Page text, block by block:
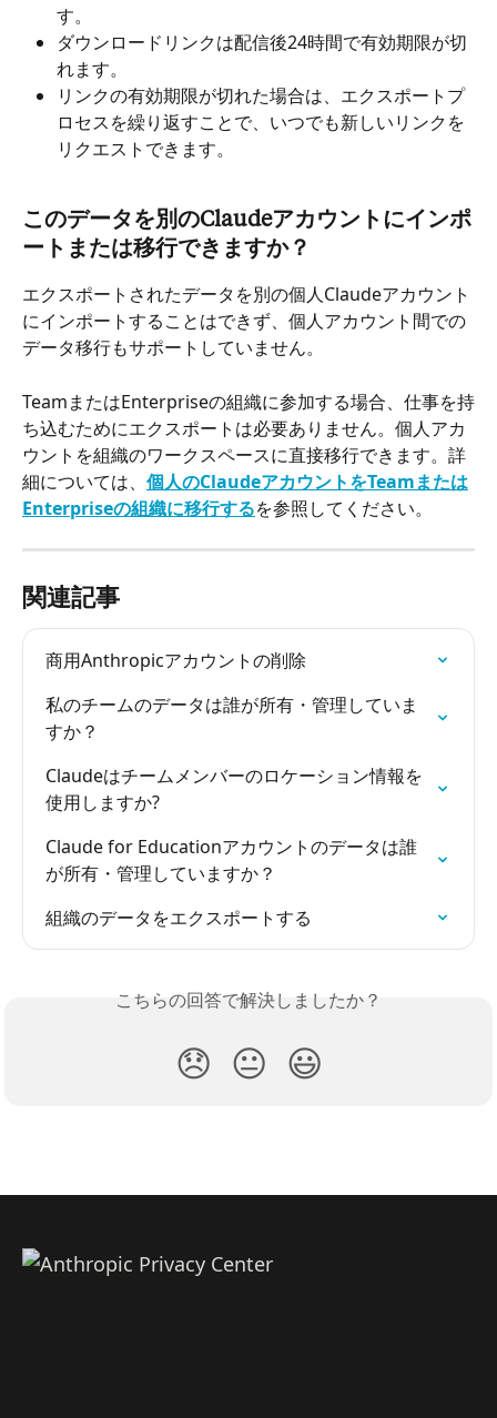
す。
ダウンロードリンクは配信後24時間で有効期限が切
れます。
リンクの有効期限が切れた場合は、エクスポートプ
ロセスを繰り返すことで、いつでも新しいリンクを
リクエストできます。
このデータを別のClaudeアカウントにインポ
ートまたは移行できますか？
エクスポートされたデータを別の個人Claudeアカウント
にインポートすることはできず、個人アカウント間での
データ移行もサポートしていません。
TeamまたはEnterpriseの組織に参加する場合、仕事を持
ち込むためにエクスポートは必要ありません。個人アカ
ウントを組織のワークスペースに直接移行できます。詳
細については、 個人のClaudeアカウントをTeamまたは
Enterpriseの組織に移行するを参照してください。
関連記事
商用Anthropicアカウントの削除
私のチームのデータは誰が所有・管理していま
すか？
Claudeはチームメンバーのロケーション情報を
使用しますか?
Claude for Educationアカウントのデータは誰
が所有・管理していますか？
組織のデータをエクスポートする
こちらの回答で解決しましたか？
😞 😐 😃